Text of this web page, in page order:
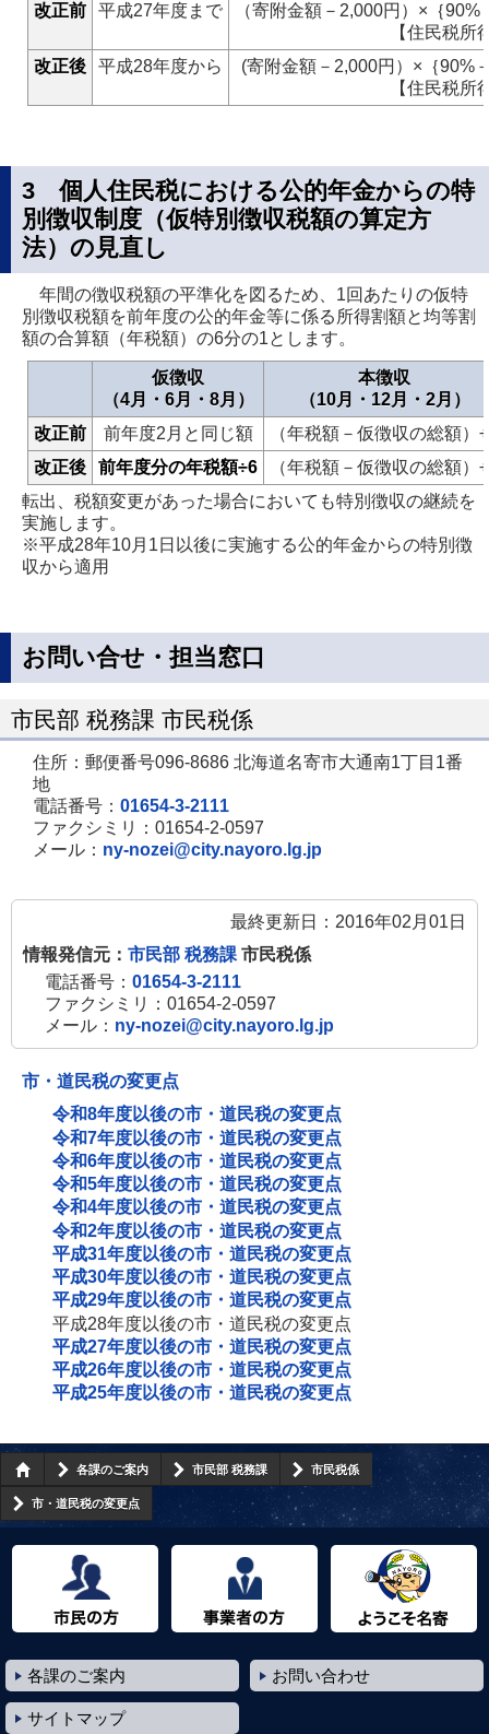
改正前 平成27年度まで
（寄附金額－2,000円）×｛
【住民税所
改正後
平成28年度から
(寄附金額－2,000円）×｛90%
【住民税所
3 個人住民税における公的年金からの特
別徴収制度（仮特別徴収税額の算定方
法）の見直し
年間の徴収税額の平準化を図るため、1回あたりの仮特
別徴収税額を前年度の公的年金等に係る所得割額と均等割
額の合算額（年税額）の6分の1とします。
仮徴収
（4月・6月・8月）
本徴収
（10月・12月・2月）
改正前
前年度2月と同じ額
（年税額－仮徴収の総額）
改正後
前年度分の年税額÷6
（年税額－仮徴収の総額）
転出、税額変更があった場合においても特別徴収の継続を
実施します。
※平成28年10月1日以後に実施する公的年金からの特別徴
収から適用
お問い合せ・担当窓口
市民部 税務課 市民税係
住所：郵便番号096-8686 北海道名寄市大通南1丁目1番
地
電話番号： 01654-3-2111
ファクシミリ：01654-2-0597
メール： ny-nozei@city.nayoro.lg.jp
最終更新日：2016年02月01日
情報発信元： 市民部 税務課 市民税係
電話番号： 01654-3-2111
ファクシミリ：01654-2-0597
メール： ny-nozei@city.nayoro.lg.jp
市・道民税の変更点
令和8年度以後の市・道民税の変更点
令和7年度以後の市・道民税の変更点
令和6年度以後の市・道民税の変更点
令和5年度以後の市・道民税の変更点
令和4年度以後の市・道民税の変更点
令和2年度以後の市・道民税の変更点
平成31年度以後の市・道民税の変更点
平成30年度以後の市・道民税の変更点
平成29年度以後の市・道民税の変更点
平成28年度以後の市・道民税の変更点
平成27年度以後の市・道民税の変更点
平成26年度以後の市・道民税の変更点
平成25年度以後の市・道民税の変更点
各課のご案内 市民部 税務課 市民税係
市・道民税の変更点
各課のご案内 お問い合わせ
サイトマップ